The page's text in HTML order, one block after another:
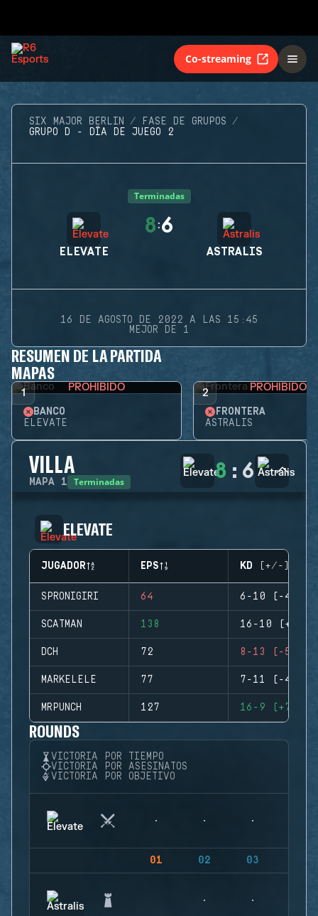
Co-streaming
SIX MAJOR BERLIN
FASE DE GRUPOS
GRUPO D - DÍA DE JUEGO 2
Terminadas
ELEVATE
8 :6
ASTRALIS
16 DE AGOSTO DE 2022 A LAS 15:45
MEJOR DE 1
RESUMEN DE LA PARTIDA
MAPAS
1 PROHIBIDO
BANCO
ELEVATE
2 PROHIBIDO
FRONTERA
ASTRALIS
VILLA
MAPA 1 Terminadas 8 : 6
ELEVATE
JUGADOR EPS KD (+/-)
SPRONIGIRI 64 6-10 (-4)
SCATMAN 138 16-10 (+6)
DCH 72 8-13 (-5)
MARKELELE 77 7-11 (-4)
MRPUNCH 127 16-9 (+7)
ROUNDS
VICTORIA POR TIEMPO
VICTORIA POR ASESINATOS
VICTORIA POR OBJETIVO
01 02 03